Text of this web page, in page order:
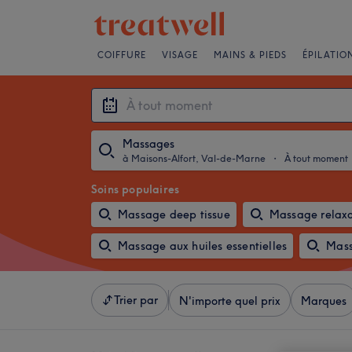
COIFFURE VISAGE MAINS & PIEDS ÉPILATION
Massages
à Maisons-Alfort, Val-de-Marne ・ À tout moment
Soins populaires
Massage deep tissue
Massage
Massage aux huiles essentielles
Trier par N'importe quel prix Marques